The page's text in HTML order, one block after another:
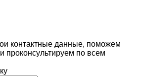
контактные данные, поможем
проконсультируем по всем